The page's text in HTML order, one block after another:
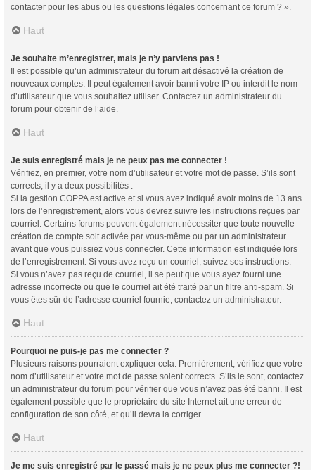
contacter pour les abus ou les questions légales concernant ce forum ? ».
Haut
Je souhaite m’enregistrer, mais je n’y parviens pas !
Il est possible qu’un administrateur du forum ait désactivé la création de
nouveaux comptes. Il peut également avoir banni votre IP ou interdit le nom
d’utilisateur que vous souhaitez utiliser. Contactez un administrateur du
forum pour obtenir de l’aide.
Haut
Je suis enregistré mais je ne peux pas me connecter !
Vérifiez, en premier, votre nom d’utilisateur et votre mot de passe. S’ils sont
corrects, il y a deux possibilités :
Si la gestion COPPA est active et si vous avez indiqué avoir moins de 13 ans
lors de l’enregistrement, alors vous devrez suivre les instructions reçues par
courriel. Certains forums peuvent également nécessiter que toute nouvelle
création de compte soit activée par vous-même ou par un administrateur
avant que vous puissiez vous connecter. Cette information est indiquée lors
de l’enregistrement. Si vous avez reçu un courriel, suivez ses instructions.
Si vous n’avez pas reçu de courriel, il se peut que vous ayez fourni une
adresse incorrecte ou que le courriel ait été traité par un filtre anti-spam. Si
vous êtes sûr de l’adresse courriel fournie, contactez un administrateur.
Haut
Pourquoi ne puis-je pas me connecter ?
Plusieurs raisons pourraient expliquer cela. Premièrement, vérifiez que votre
nom d’utilisateur et votre mot de passe soient corrects. S’ils le sont, contactez
un administrateur du forum pour vérifier que vous n’avez pas été banni. Il est
également possible que le propriétaire du site Internet ait une erreur de
configuration de son côté, et qu’il devra la corriger.
Haut
Je me suis enregistré par le passé mais je ne peux plus me connecter ?!